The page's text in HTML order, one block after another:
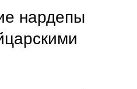
нардепы